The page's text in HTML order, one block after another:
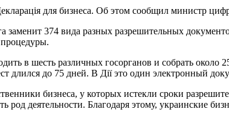
для бизнеса. Об этом сообщил министр
374 вида разных разрешительных
в шесть различных госорганов и собрать
длился до 75 дней. В Дії это один электронный
бизнеса, у которых истекли сроки
деятельности. Благодаря этому, украинские